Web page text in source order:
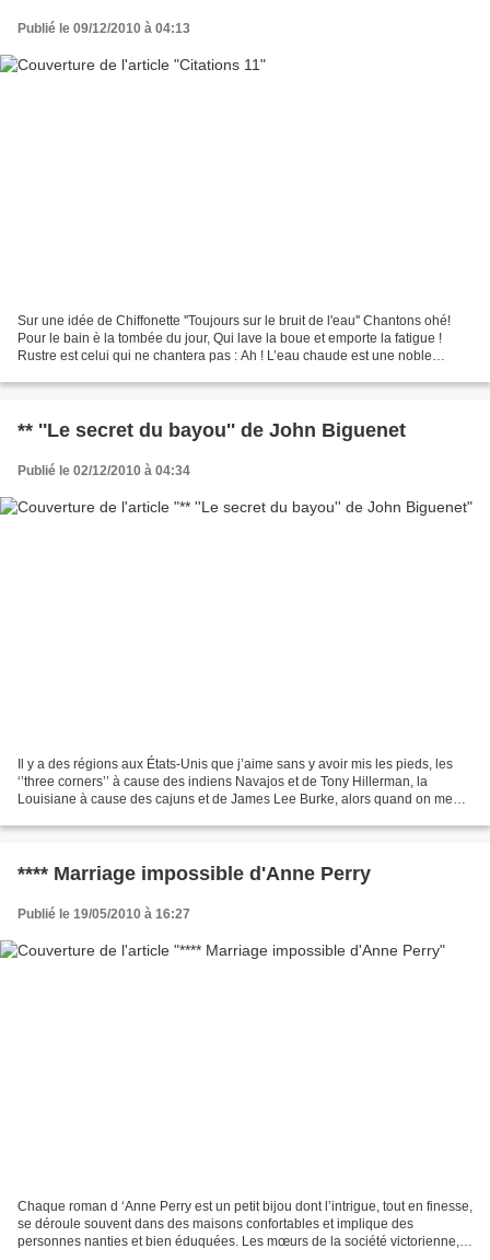
Publié le 09/12/2010 à 04:13
Sur une idée de Chiffonette ''Toujours sur le bruit de l'eau'' Chantons ohé!
Pour le bain è la tombée du jour, Qui lave la boue et emporte la fatigue !
Rustre est celui qui ne chantera pas : Ah ! L’eau chaude est une noble
** ''Le secret du bayou'' de John Biguenet
Publié le 02/12/2010 à 04:34
Il y a des régions aux États-Unis que j’aime sans y avoir mis les pieds, les
‘’three corners’’ à cause des indiens Navajos et de Tony Hillerman, la
Louisiane à cause des cajuns et de James Lee Burke, alors quand on me
**** Marriage impossible d'Anne Perry
Publié le 19/05/2010 à 16:27
Chaque roman d ‘Anne Perry est un petit bijou dont l’intrigue, tout en finesse,
se déroule souvent dans des maisons confortables et implique des
personnes nanties et bien éduquées. Les mœurs de la société victorienne,